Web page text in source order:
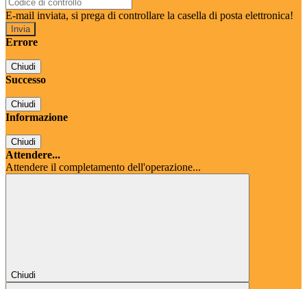
E-mail inviata, si prega di controllare la casella di posta elettronica!
Errore
Chiudi
Successo
Chiudi
Informazione
Chiudi
Attendere...
Attendere il completamento dell'operazione...
Chiudi